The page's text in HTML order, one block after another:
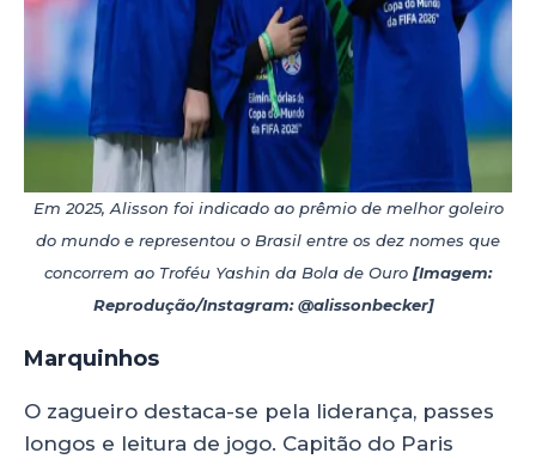
Em 2025, Alisson foi indicado ao prêmio de melhor goleiro
do mundo e representou o Brasil entre os dez nomes que
concorrem ao Troféu Yashin da Bola de Ouro [Imagem:
Reprodução/Instagram: @alissonbecker]
Marquinhos
O zagueiro destaca-se pela liderança, passes
longos e leitura de jogo. Capitão do Paris